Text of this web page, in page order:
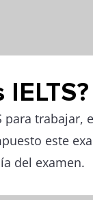
IELTS?
para trabajar,
este
del examen.